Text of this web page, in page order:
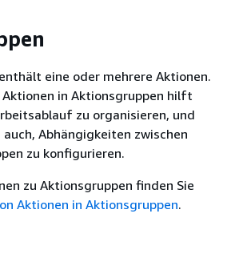
enthält eine oder mehrere Aktionen.
Aktionen in Aktionsgruppen hilft
zu organisieren, und
Abhängigkeiten zwischen
zu konfigurieren.
zu Aktionsgruppen finden Sie
Aktionen in Aktionsgruppen.